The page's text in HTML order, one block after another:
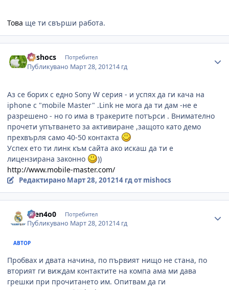
Това ще ти свърши работа.
mishocs Потребител
Публикувано Март 28, 201214 гд
Аз се борих с едно Sony W серия - и успях да ги кача на
iphone с "mobile Master" .Link не мога да ти дам -не е
разрешено - но го има в тракерите потърси . Внимателно
прочети упътването за активиране ,защото като демо
прехвърля само 40-50 контакта
Успех ето ти линк към сайта ако искаш да ти е
лицензирана законно
))
http://www.mobile-master.com/
Редактирано Март 28, 201214 гдот mishocs
asen4o0 Потребител
Публикувано Март 28, 201214 гд
АВТОР
Пробвах и двата начина, по първият нищо не стана, по
вторият ги виждам контактите на компа ама ми дава
грешки при прочитането им. Опитвам да ги